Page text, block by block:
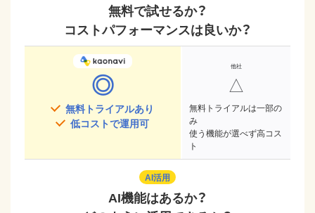
無料で試せるか？
コストパフォーマンスは良いか？
◎
無料トライアルあり
低コストで運用可
△
無料トライアルは一部の
み
使う機能が選べず高コス
ト
AI活用
AI機能はあるか？